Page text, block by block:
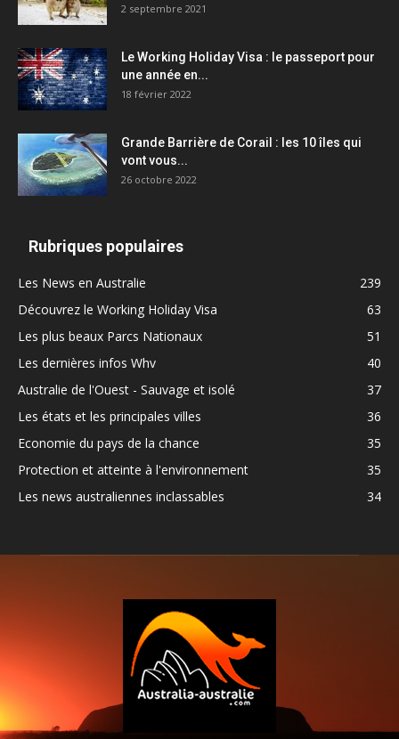
2 septembre 2021
Le Working Holiday Visa : le passeport pour
une année en...
18 février 2022
Grande Barrière de Corail : les 10 îles qui
vont vous...
26 octobre 2022
Rubriques populaires
Les News en Australie
239
Découvrez le Working Holiday Visa
63
Les plus beaux Parcs Nationaux
51
Les dernières infos Whv
40
Australie de l'Ouest - Sauvage et isolé
37
Les états et les principales villes
36
Economie du pays de la chance
35
Protection et atteinte à l'environnement
35
Les news australiennes inclassables
34